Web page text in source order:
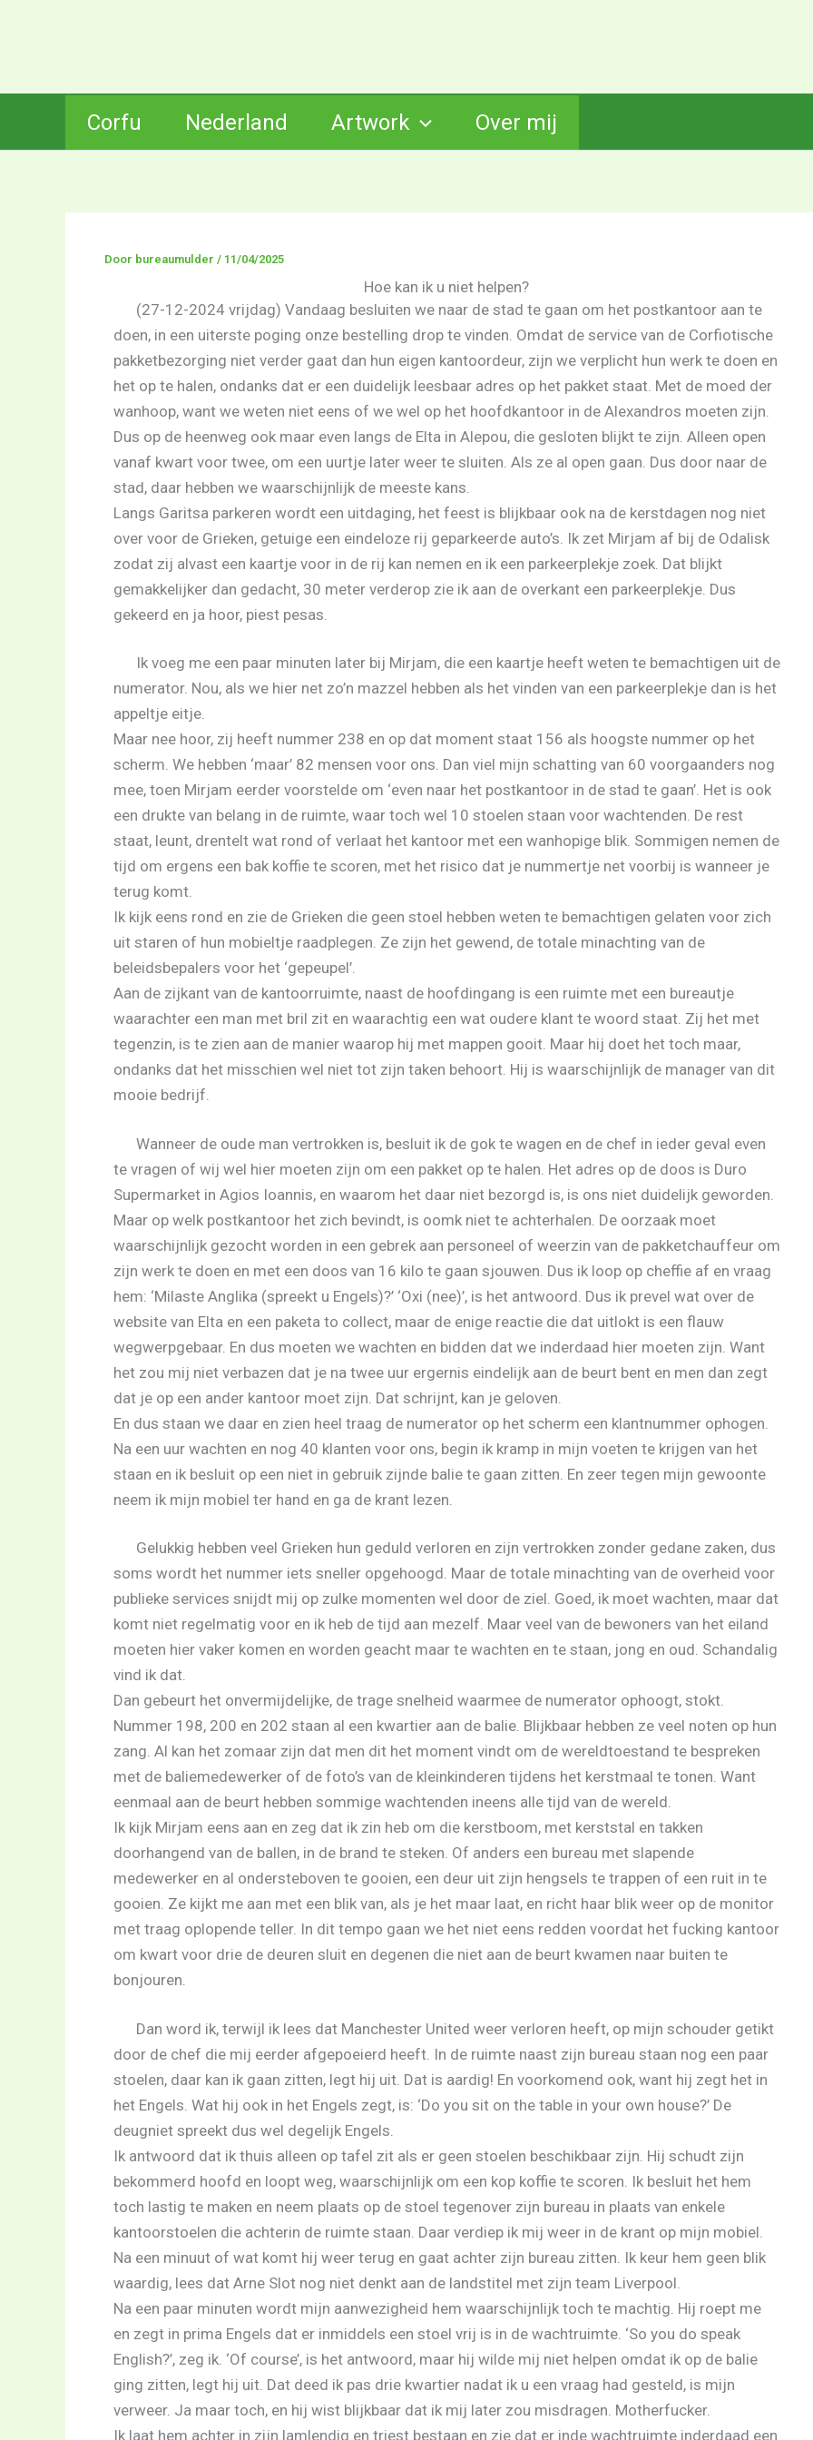
Corfu Nederland Artwork Over mij
Door bureaumulder / 11/04/2025
Hoe kan ik u niet helpen?
(27-12-2024 vrijdag) Vandaag besluiten we naar de stad te gaan om het postkantoor aan te
doen, in een uiterste poging onze bestelling drop te vinden. Omdat de service van de Corfiotische
pakketbezorging niet verder gaat dan hun eigen kantoordeur, zijn we verplicht hun werk te doen en
het op te halen, ondanks dat er een duidelijk leesbaar adres op het pakket staat. Met de moed der
wanhoop, want we weten niet eens of we wel op het hoofdkantoor in de Alexandros moeten zijn.
Dus op de heenweg ook maar even langs de Elta in Alepou, die gesloten blijkt te zijn. Alleen open
vanaf kwart voor twee, om een uurtje later weer te sluiten. Als ze al open gaan. Dus door naar de
stad, daar hebben we waarschijnlijk de meeste kans.
Langs Garitsa parkeren wordt een uitdaging, het feest is blijkbaar ook na de kerstdagen nog niet
over voor de Grieken, getuige een eindeloze rij geparkeerde auto’s. Ik zet Mirjam af bij de Odalisk
zodat zij alvast een kaartje voor in de rij kan nemen en ik een parkeerplekje zoek. Dat blijkt
gemakkelijker dan gedacht, 30 meter verderop zie ik aan de overkant een parkeerplekje. Dus
gekeerd en ja hoor, piest pesas.
Ik voeg me een paar minuten later bij Mirjam, die een kaartje heeft weten te bemachtigen uit de
numerator. Nou, als we hier net zo’n mazzel hebben als het vinden van een parkeerplekje dan is het
appeltje eitje.
Maar nee hoor, zij heeft nummer 238 en op dat moment staat 156 als hoogste nummer op het
scherm. We hebben ‘maar’ 82 mensen voor ons. Dan viel mijn schatting van 60 voorgaanders nog
mee, toen Mirjam eerder voorstelde om ‘even naar het postkantoor in de stad te gaan’. Het is ook
een drukte van belang in de ruimte, waar toch wel 10 stoelen staan voor wachtenden. De rest
staat, leunt, drentelt wat rond of verlaat het kantoor met een wanhopige blik. Sommigen nemen de
tijd om ergens een bak koffie te scoren, met het risico dat je nummertje net voorbij is wanneer je
terug komt.
Ik kijk eens rond en zie de Grieken die geen stoel hebben weten te bemachtigen gelaten voor zich
uit staren of hun mobieltje raadplegen. Ze zijn het gewend, de totale minachting van de
beleidsbepalers voor het ‘gepeupel’.
Aan de zijkant van de kantoorruimte, naast de hoofdingang is een ruimte met een bureautje
waarachter een man met bril zit en waarachtig een wat oudere klant te woord staat. Zij het met
tegenzin, is te zien aan de manier waarop hij met mappen gooit. Maar hij doet het toch maar,
ondanks dat het misschien wel niet tot zijn taken behoort. Hij is waarschijnlijk de manager van dit
mooie bedrijf.
Wanneer de oude man vertrokken is, besluit ik de gok te wagen en de chef in ieder geval even
te vragen of wij wel hier moeten zijn om een pakket op te halen. Het adres op de doos is Duro
Supermarket in Agios Ioannis, en waarom het daar niet bezorgd is, is ons niet duidelijk geworden.
Maar op welk postkantoor het zich bevindt, is oomk niet te achterhalen. De oorzaak moet
waarschijnlijk gezocht worden in een gebrek aan personeel of weerzin van de pakketchauffeur om
zijn werk te doen en met een doos van 16 kilo te gaan sjouwen. Dus ik loop op cheffie af en vraag
hem: ‘Milaste Anglika (spreekt u Engels)?’ ‘Oxi (nee)’, is het antwoord. Dus ik prevel wat over de
website van Elta en een paketa to collect, maar de enige reactie die dat uitlokt is een flauw
wegwerpgebaar. En dus moeten we wachten en bidden dat we inderdaad hier moeten zijn. Want
het zou mij niet verbazen dat je na twee uur ergernis eindelijk aan de beurt bent en men dan zegt
dat je op een ander kantoor moet zijn. Dat schrijnt, kan je geloven.
En dus staan we daar en zien heel traag de numerator op het scherm een klantnummer ophogen.
Na een uur wachten en nog 40 klanten voor ons, begin ik kramp in mijn voeten te krijgen van het
staan en ik besluit op een niet in gebruik zijnde balie te gaan zitten. En zeer tegen mijn gewoonte
neem ik mijn mobiel ter hand en ga de krant lezen.
Gelukkig hebben veel Grieken hun geduld verloren en zijn vertrokken zonder gedane zaken, dus
soms wordt het nummer iets sneller opgehoogd. Maar de totale minachting van de overheid voor
publieke services snijdt mij op zulke momenten wel door de ziel. Goed, ik moet wachten, maar dat
komt niet regelmatig voor en ik heb de tijd aan mezelf. Maar veel van de bewoners van het eiland
moeten hier vaker komen en worden geacht maar te wachten en te staan, jong en oud. Schandalig
vind ik dat.
Dan gebeurt het onvermijdelijke, de trage snelheid waarmee de numerator ophoogt, stokt.
Nummer 198, 200 en 202 staan al een kwartier aan de balie. Blijkbaar hebben ze veel noten op hun
zang. Al kan het zomaar zijn dat men dit het moment vindt om de wereldtoestand te bespreken
met de baliemedewerker of de foto’s van de kleinkinderen tijdens het kerstmaal te tonen. Want
eenmaal aan de beurt hebben sommige wachtenden ineens alle tijd van de wereld.
Ik kijk Mirjam eens aan en zeg dat ik zin heb om die kerstboom, met kerststal en takken
doorhangend van de ballen, in de brand te steken. Of anders een bureau met slapende
medewerker en al ondersteboven te gooien, een deur uit zijn hengsels te trappen of een ruit in te
gooien. Ze kijkt me aan met een blik van, als je het maar laat, en richt haar blik weer op de monitor
met traag oplopende teller. In dit tempo gaan we het niet eens redden voordat het fucking kantoor
om kwart voor drie de deuren sluit en degenen die niet aan de beurt kwamen naar buiten te
bonjouren.
Dan word ik, terwijl ik lees dat Manchester United weer verloren heeft, op mijn schouder getikt
door de chef die mij eerder afgepoeierd heeft. In de ruimte naast zijn bureau staan nog een paar
stoelen, daar kan ik gaan zitten, legt hij uit. Dat is aardig! En voorkomend ook, want hij zegt het in
het Engels. Wat hij ook in het Engels zegt, is: ‘Do you sit on the table in your own house?’ De
deugniet spreekt dus wel degelijk Engels.
Ik antwoord dat ik thuis alleen op tafel zit als er geen stoelen beschikbaar zijn. Hij schudt zijn
bekommerd hoofd en loopt weg, waarschijnlijk om een kop koffie te scoren. Ik besluit het hem
toch lastig te maken en neem plaats op de stoel tegenover zijn bureau in plaats van enkele
kantoorstoelen die achterin de ruimte staan. Daar verdiep ik mij weer in de krant op mijn mobiel.
Na een minuut of wat komt hij weer terug en gaat achter zijn bureau zitten. Ik keur hem geen blik
waardig, lees dat Arne Slot nog niet denkt aan de landstitel met zijn team Liverpool.
Na een paar minuten wordt mijn aanwezigheid hem waarschijnlijk toch te machtig. Hij roept me
en zegt in prima Engels dat er inmiddels een stoel vrij is in de wachtruimte. ‘So you do speak
English?’, zeg ik. ‘Of course’, is het antwoord, maar hij wilde mij niet helpen omdat ik op de balie
ging zitten, legt hij uit. Dat deed ik pas drie kwartier nadat ik u een vraag had gesteld, is mijn
verweer. Ja maar toch, en hij wist blijkbaar dat ik mij later zou misdragen. Motherfucker.
Ik laat hem achter in zijn lamlendig en triest bestaan en zie dat er inde wachtruimte inderdaad een